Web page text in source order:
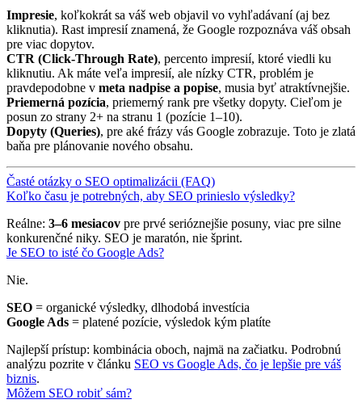
Impresie, koľkokrát sa váš web objavil vo vyhľadávaní (aj bez
kliknutia). Rast impresií znamená, že Google rozpoznáva váš obsah
pre viac dopytov.
CTR (Click-Through Rate), percento impresií, ktoré viedli ku
kliknutiu. Ak máte veľa impresií, ale nízky CTR, problém je
pravdepodobne v meta nadpise a popise, musia byť atraktívnejšie.
Priemerná pozícia, priemerný rank pre všetky dopyty. Cieľom je
posun zo strany 2+ na stranu 1 (pozície 1–10).
Dopyty (Queries), pre aké frázy vás Google zobrazuje. Toto je zlatá
baňa pre plánovanie nového obsahu.
Časté otázky o SEO optimalizácii (FAQ)
Koľko času je potrebných, aby SEO prinieslo výsledky?
Reálne: 3–6 mesiacov pre prvé serióznejšie posuny, viac pre silne
konkurenčné niky. SEO je maratón, nie šprint.
Je SEO to isté čo Google Ads?
Nie.
SEO = organické výsledky, dlhodobá investícia
Google Ads = platené pozície, výsledok kým platíte
Najlepší prístup: kombinácia oboch, najmä na začiatku. Podrobnú
analýzu pozrite v článku SEO vs Google Ads, čo je lepšie pre váš
biznis.
Môžem SEO robiť sám?